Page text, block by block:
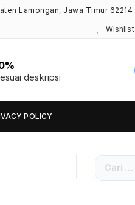
Lamongan, Jawa Timur 62214
Wishlist
deskripsi
POLICY
Cari
untuk: